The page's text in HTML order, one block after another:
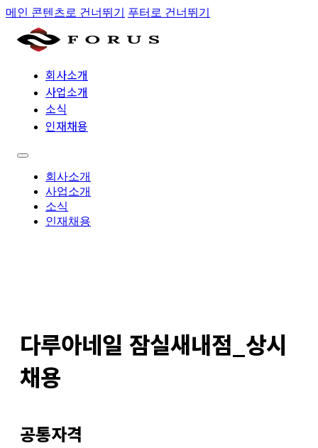
메인 콘텐츠로 건너뛰기 푸터로 건너뛰기
회사소개
사업소개
소식
인재채용
회사소개
사업소개
소식
인재채용
다루아네일 잠실새내점_상시
채용
공통자격